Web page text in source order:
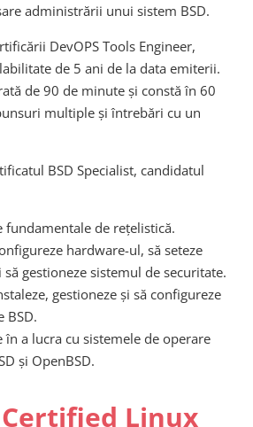
administrării unui sistem BSD.
DevOPS Tools Engineer,
de 5 ani de la data emiterii.
de 90 de minute și constă în 60
multiple și întrebări cu un
BSD Specialist, candidatul
fundamentale de rețelistică.
hardware-ul, să seteze
gestioneze sistemul de securitate.
gestioneze și să configureze
BSD.
în a lucra cu sistemele de operare
și OpenBSD.
Certified Linux